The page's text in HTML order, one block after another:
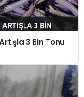
3 Bin Tonu